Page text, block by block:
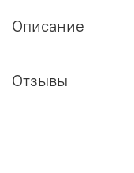
Описание
Отзывы